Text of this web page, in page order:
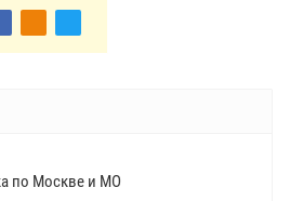
по Москве и МО